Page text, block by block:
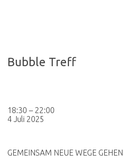
Bubble Treff
Bubble
Treff
18:30 – 22:00
4 Juli 2025
GEMEINSAM NEUE WEGE GEHEN